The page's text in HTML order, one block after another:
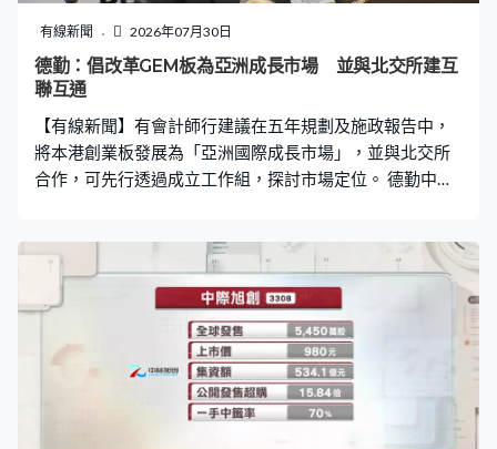
有線新聞 2026年07月30日
德勤：倡改革GEM板為亞洲成長市場 並與北交所建互
聯互通
【有線新聞】有會計師行建議在五年規劃及施政報告中，
將本港創業板發展為「亞洲國際成長市場」，並與北交所
合作，可先行透過成立工作組，探討市場定位。 德勤中國
（GEM）互聯互通，長遠條件成熟時，希望能逐步建立
『京港成長通』與北交所互聯互通。」